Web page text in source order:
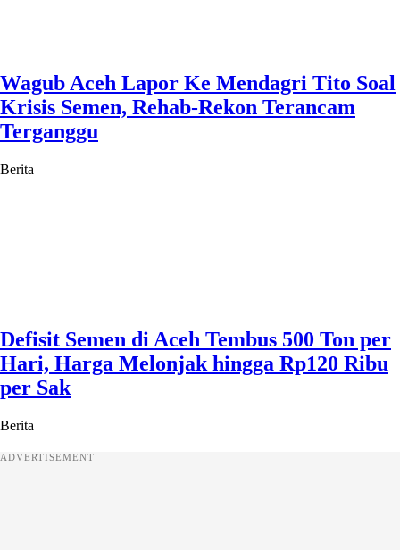
Wagub Aceh Lapor Ke Mendagri Tito Soal
Krisis Semen, Rehab-Rekon Terancam
Terganggu
Berita
Defisit Semen di Aceh Tembus 500 Ton per
Hari, Harga Melonjak hingga Rp120 Ribu
per Sak
Berita
ADVERTISEMENT